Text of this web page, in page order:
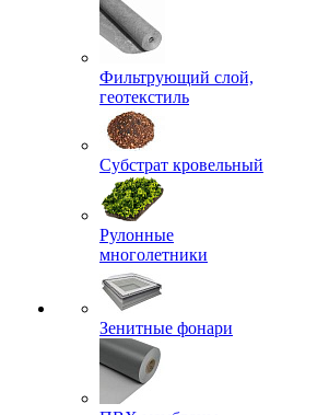
Фильтрующий слой,
геотекстиль
Субстрат кровельный
Рулонные
многолетники
Зенитные фонари